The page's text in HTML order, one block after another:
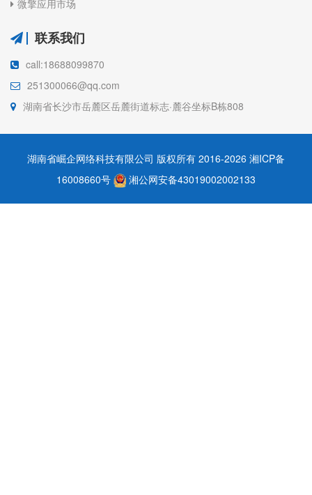
微擎应用市场
联系我们
call:18688099870
251300066@qq.com
湖南省长沙市岳麓区岳麓街道标志·麓谷坐标B栋808
湖南省崛企网络科技有限公司 版权所有 2016-2026 湘ICP备
16008660号
湘公网安备43019002002133